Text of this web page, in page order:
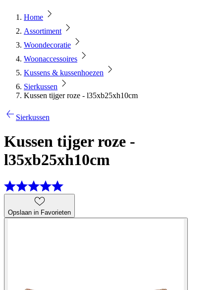
Home
Assortiment
Woondecoratie
Woonaccessoires
Kussens & kussenhoezen
Sierkussen
Kussen tijger roze - l35xb25xh10cm
Sierkussen
Kussen tijger roze -
l35xb25xh10cm
Opslaan in Favorieten